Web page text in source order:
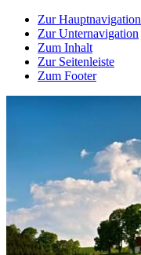
Zur Hauptnavigation
Zur Unternavigation
Zum Inhalt
Zur Seitenleiste
Zum Footer